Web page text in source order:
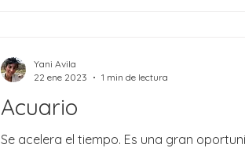
Acuario
Se acelera el tiempo. Es una gran
Yani Avila
22 ene 2023
1 min de lectura